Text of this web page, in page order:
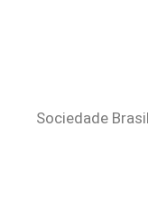
Sociedade